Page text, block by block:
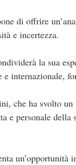
di offrire
e incertezza.
la sua
e internazionale,
che ha svolto
e personale